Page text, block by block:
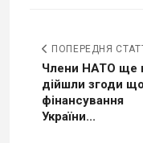
ПОПЕРЕДНЯ
Члени НАТО ще
дійшли згоди
фінансування
України...